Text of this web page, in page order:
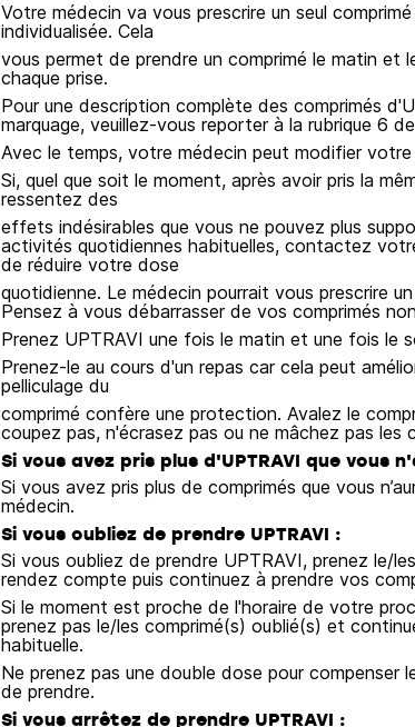
Votre médecin va vous prescrire un seul
individualisée. Cela
vous permet de prendre un comprimé le matin et
chaque prise.
Pour une description complète des comprimés
marquage, veuillez-vous reporter à la rubrique 6
Avec le temps, votre médecin peut modifier
Si, quel que soit le moment, après avoir pris la
ressentez des
effets indésirables que vous ne pouvez plus
activités quotidiennes habituelles, contactez
de réduire votre dose
quotidienne. Le médecin pourrait vous prescrire
Pensez à vous débarrasser de vos comprimés
Prenez UPTRAVI une fois le matin et une fois le
Prenez-le au cours d'un repas car cela peut
pelliculage du
comprimé confère une protection. Avalez le
coupez pas, n'écrasez pas ou ne mâchez pas les
Si vous avez pris plus d'UPTRAVI que vous
Si vous avez pris plus de comprimés que vous
médecin.
Si vous oubliez de prendre UPTRAVI :
Si vous oubliez de prendre UPTRAVI, prenez le/
rendez compte puis continuez à prendre vos
Si le moment est proche de l'horaire de votre
prenez pas le/les comprimé(s) oublié(s) et
habituelle.
Ne prenez pas une double dose pour compenser
de prendre.
Si vous arrêtez de prendre UPTRAVI :